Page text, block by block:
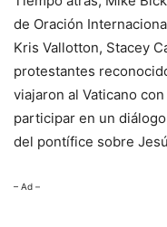
de Oración
Kris Vallotton, Stacey
protestantes
viajaron al Vaticano
participar en un
del pontífice sobre
– Ad –